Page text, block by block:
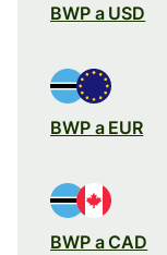
BWP a USD
BWP a EUR
BWP a CAD